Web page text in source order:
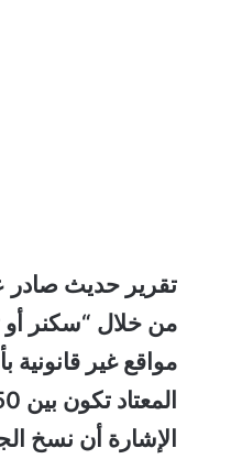
من خلال “سكنر أو
الإشارة أن نسخ